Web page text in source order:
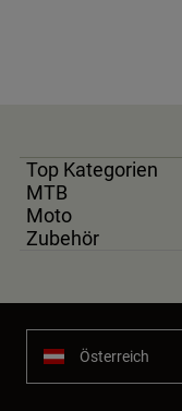
Top Kategorien
MTB
Moto
Zubehör
Österreich